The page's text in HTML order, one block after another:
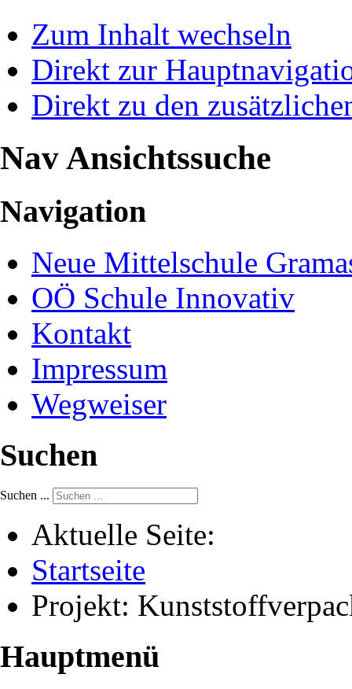
Zum Inhalt wechseln
Direkt zur
Direkt zu den
Nav Ansichtssuche
Navigation
Neue Mittelschule
OÖ Schule Innovativ
Kontakt
Impressum
Wegweiser
Suchen
Suchen ...
Aktuelle Seite:
Startseite
Projekt:
Hauptmenü